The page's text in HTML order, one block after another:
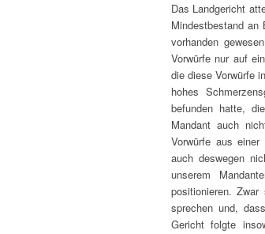
Das Landgericht
Mindestbestand an
vorhanden
Vorwürfe nur auf
die diese Vorwürfe
hohes
befunden hatte,
Mandant auch
Vorwürfe aus
auch deswegen
unserem
positionieren.
sprechen und,
Gericht folgte